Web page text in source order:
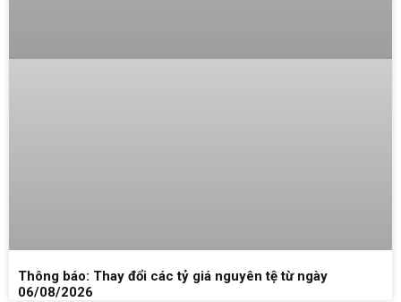
Thông báo: Thay đổi các tỷ giá nguyên tệ từ ngày
06/08/2026